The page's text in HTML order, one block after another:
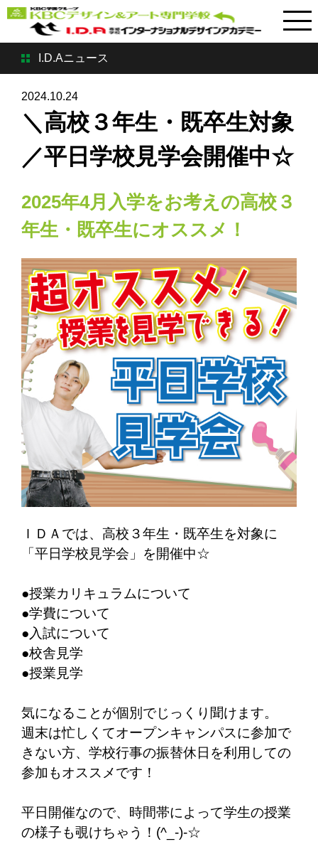
I.D.Aニュース
2024.10.24
＼高校３年生・既卒生対象
／平日学校見学会開催中☆
2025年4月入学をお考えの高校３
年生・既卒生にオススメ！
ＩＤＡでは、高校３年生・既卒生を対象に
「平日学校見学会」を開催中☆
●授業カリキュラムについて
●学費について
●入試について
●校舎見学
●授業見学
気になることが個別でじっくり聞けます。
週末は忙しくてオープンキャンパスに参加で
きない方、学校行事の振替休日を利用しての
参加もオススメです！
平日開催なので、時間帯によって学生の授業
の様子も覗けちゃう！(^_-)-☆